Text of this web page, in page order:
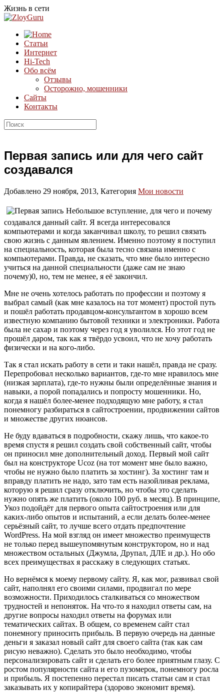
Жизнь в сети
Статьи
Интернет
Hi-Tech
Обо всём
Отзывы
Осторожно, мошенники
Сайты
Контакты
Первая запись или для чего сайт
создавался
Добавлено 29 ноября, 2013, Категория Мои новости
Небольшое вступление, для чего и почему
создавался данный сайт. Я всегда интересовался
компьютерами и когда заканчивал школу, то решил связать
свою жизнь с данным явлением. Именно поэтому я поступил
на специальность, которая была тесно связана именно с
компьютерами. Правда, не сказать, что мне было интересно
учиться на данной специальности (даже сам не знаю
почему)0, но, тем не менее, я её закончил.
Мне не очень хотелось работать по профессии и поэтому я
выбрал самый (как мне казалось на тот момент) простой путь
и пошёл работать продавцом-консультантом в хорошо всем
известную компанию бытовой техники и электроники. Работа
была не сахар и поэтому через год я уволился. Но этот год не
прошёл даром, так как я твёрдо усвоил, что не хочу работать
физически и на кого-либо.
Так я стал искать работу в сети и таки нашёл, правда не сразу.
Перепробовал несколько вариантов, где-то мне нравилось мне
(низкая зарплата), где-то нужны были определённые знания и
навыки, а порой попадались и попросту мошенники. Но,
когда я нашёл более-менее подходящую мне работу, я стал
понемногу разбираться в сайтостроении, продвижении сайтов
и множестве других нюансов.
Не буду вдаваться в подробности, скажу лишь, что какое-то
время спустя я решил создать свой собственный сайт, чтобы
он приносил мне дополнительный доход. Первый мой сайт
был на конструкторе Ucoz (на тот момент мне было важно,
чтобы не нужно было платить за хостинг). За хостинг там и
вправду платить не надо, зато там есть назойливая реклама,
которую я решил сразу отключить, но чтобы это сделать
нужно опять же платить (около 100 руб. в месяц). В принципе,
Укоз подойдёт для первого опыта сайтостроения или для
каких-либо опытов и испытаний, а если делать более-менее
серьёзный сайт, то лучше всего отдать предпочтение
WordPress. На мой взгляд он имеет множество преимуществ
не только перед вышеупомянутым конструктором, но и над
множеством остальных (Джумла, Друпал, ДЛЕ и др.). Но обо
всех преимуществах я расскажу в следующих статьях.
Но вернёмся к моему первому сайту. Я, как мог, развивал свой
сайт, наполнял его своими силами, продвигал по мере
возможности. Приходилось сталкиваться со множеством
трудностей и непоняток. На что-то я находил ответы сам, на
другие вопросы находил ответы на форумах или
тематических сайтах. В общем, со временем сайт стал
понемногу приносить прибыль. В первую очередь на данные
деньги я заказал новый сайт для своего сайта (так как сам
рисую неважно). Сделать это было необходимо, чтобы
персонализировать сайт и сделать его более приятным глазу. С
ростом популярности сайта и его пузомерок, понемногу росла
и прибыль. Я постепенно перестал писать статьи сам и стал
заказывать их у копирайтера (здорово экономит время).